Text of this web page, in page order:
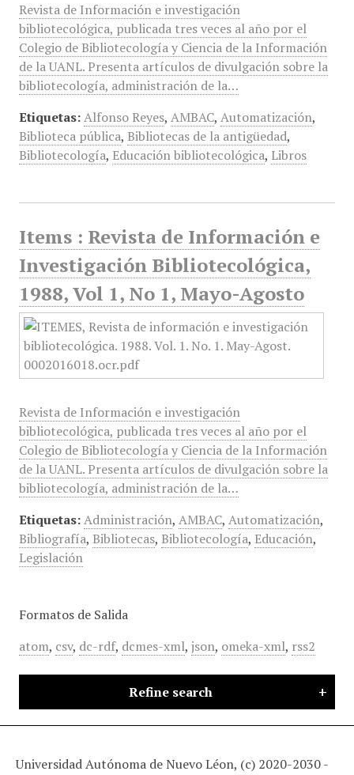
Revista de Información e investigación
bibliotecológica, publicada tres veces al año por el
Colegio de Bibliotecología y Ciencia de la Información
de la UANL. Presenta artículos de divulgación sobre la
bibliotecología, administración de la…
Etiquetas: Alfonso Reyes, AMBAC, Automatización,
Biblioteca pública, Bibliotecas de la antigüedad,
Bibliotecología, Educación bibliotecológica, Libros
Items : Revista de Información e
Investigación Bibliotecológica,
1988, Vol 1, No 1, Mayo-Agosto
Revista de Información e investigación
bibliotecológica, publicada tres veces al año por el
Colegio de Bibliotecología y Ciencia de la Información
de la UANL. Presenta artículos de divulgación sobre la
bibliotecología, administración de la…
Etiquetas: Administración, AMBAC, Automatización,
Bibliografía, Bibliotecas, Bibliotecología, Educación,
Legislación
Formatos de Salida
atom, csv, dc-rdf, dcmes-xml, json, omeka-xml, rss2
Refine search
Universidad Autónoma de Nuevo Léon, (c) 2020-2030 -